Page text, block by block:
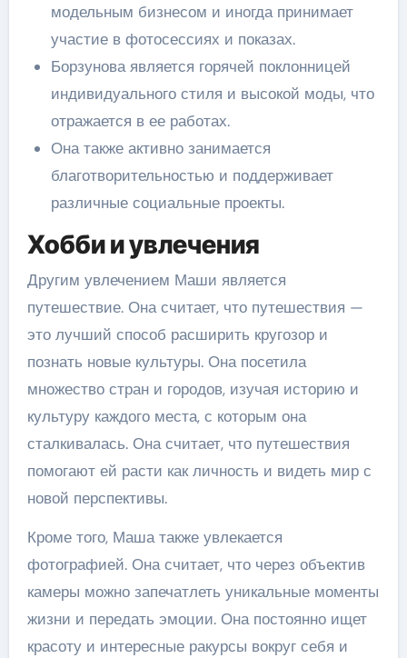
модельным бизнесом и иногда принимает
участие в фотосессиях и показах.
Борзунова является горячей поклонницей
индивидуального стиля и высокой моды, что
отражается в ее работах.
Она также активно занимается
благотворительностью и поддерживает
различные социальные проекты.
Хобби и увлечения
Другим увлечением Маши является
путешествие. Она считает, что путешествия —
это лучший способ расширить кругозор и
познать новые культуры. Она посетила
множество стран и городов, изучая историю и
культуру каждого места, с которым она
сталкивалась. Она считает, что путешествия
помогают ей расти как личность и видеть мир с
новой перспективы.
Кроме того, Маша также увлекается
фотографией. Она считает, что через объектив
камеры можно запечатлеть уникальные моменты
жизни и передать эмоции. Она постоянно ищет
красоту и интересные ракурсы вокруг себя и